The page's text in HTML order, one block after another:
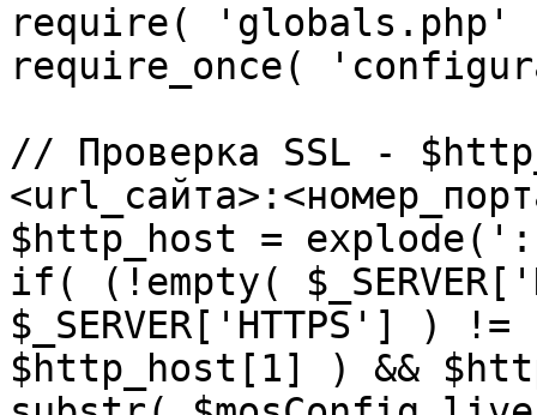
require(
require_once(
// Проверка SSL -
$http_host = explode(':',
if( (!empty(
$_SERVER['HTTPS']
$http_host[1] ) &&